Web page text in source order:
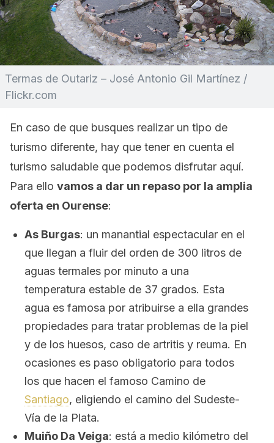
Termas de Outariz – José Antonio Gil Martínez /
Flickr.com
En caso de que busques realizar un tipo de
turismo diferente, hay que tener en cuenta el
turismo saludable que podemos disfrutar aquí.
Para ello vamos a dar un repaso por la amplia
oferta en Ourense:
As Burgas: un manantial espectacular en el
que llegan a fluir del orden de 300 litros de
aguas termales por minuto a una
temperatura estable de 37 grados. Esta
agua es famosa por atribuirse a ella grandes
propiedades para tratar problemas de la piel
y de los huesos, caso de artritis y reuma. En
ocasiones es paso obligatorio para todos
los que hacen el famoso Camino de
Santiago, eligiendo el camino del Sudeste-
Vía de la Plata.
Muiño Da Veiga: está a medio kilómetro del